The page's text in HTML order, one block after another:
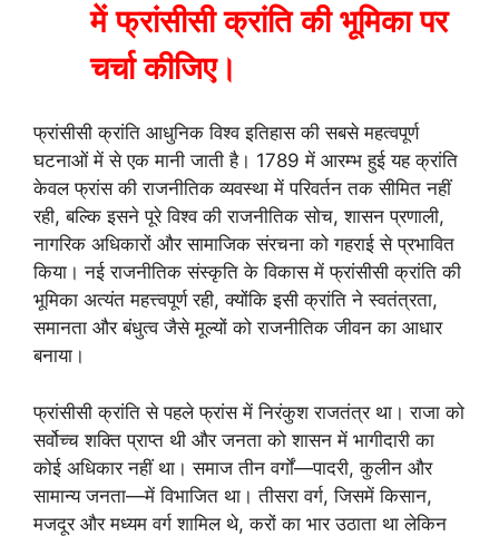
में फ्रांसीसी क्रांति की भूमिका पर
चर्चा कीजिए।
फ्रांसीसी क्रांति आधुनिक विश्व इतिहास की सबसे महत्वपूर्ण
घटनाओं में से एक मानी जाती है। 1789 में आरम्भ हुई यह क्रांति
केवल फ्रांस की राजनीतिक व्यवस्था में परिवर्तन तक सीमित नहीं
रही, बल्कि इसने पूरे विश्व की राजनीतिक सोच, शासन प्रणाली,
नागरिक अधिकारों और सामाजिक संरचना को गहराई से प्रभावित
किया। नई राजनीतिक संस्कृति के विकास में फ्रांसीसी क्रांति की
भूमिका अत्यंत महत्त्वपूर्ण रही, क्योंकि इसी क्रांति ने स्वतंत्रता,
समानता और बंधुत्व जैसे मूल्यों को राजनीतिक जीवन का आधार
बनाया।
फ्रांसीसी क्रांति से पहले फ्रांस में निरंकुश राजतंत्र था। राजा को
सर्वोच्च शक्ति प्राप्त थी और जनता को शासन में भागीदारी का
कोई अधिकार नहीं था। समाज तीन वर्गों—पादरी, कुलीन और
सामान्य जनता—में विभाजित था। तीसरा वर्ग, जिसमें किसान,
मजदूर और मध्यम वर्ग शामिल थे, करों का भार उठाता था लेकिन